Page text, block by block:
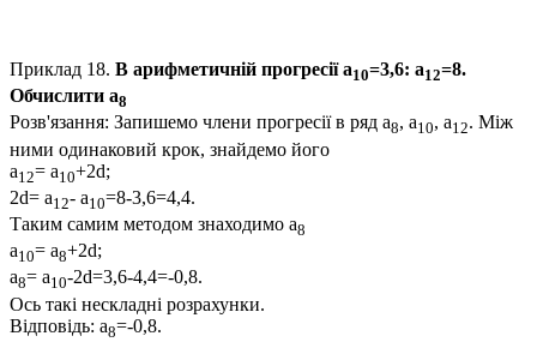
Приклад 18. В арифметичній прогресіїа10=3,6: a12=8.
Обчислити а8
Розв'язання: Запишемо члени прогресії в ряд а8, а10, a12. Між
ними одинаковий крок, знайдемо його
a12= a10+2d;
2d= a12- a10=8-3,6=4,4.
Таким самим методом знаходимо а8
a10= a8+2d;
a8= a10-2d=3,6-4,4=-0,8.
Ось такі нескладні розрахунки.
Відповідь: a8=-0,8.